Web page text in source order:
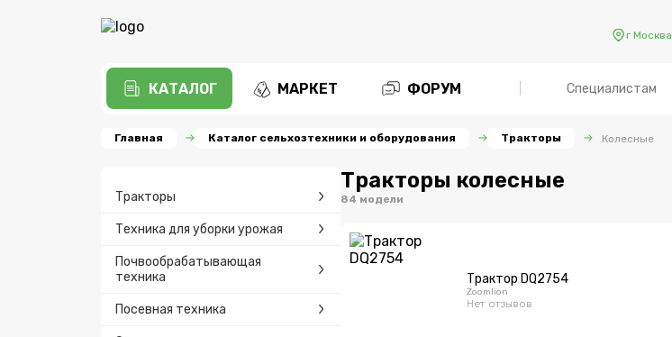
г Москва
КАТАЛОГ МАРКЕТ ФОРУМ Специалистам
Главная Каталог сельхозтехники и оборудования Тракторы Колесные
Тракторы
Техника для уборки урожая
Почвообрабатывающая
техника
Посевная техника
Тракторы колесные
84 модели
Трактор DQ2754
Zoomlion
Нет отзывов